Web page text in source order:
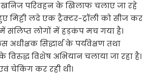
परिवहन के खिलाफ चलाए जा रहे
मिट्टी लदे एक ट्रैक्टर-ट्रॉली को सीज कर
संलिप्त लोगों में हड़कंप मच गया है।
सिद्धार्थ के पर्यवेक्षण तथा
विशेष अभियान चलाया जा रहा है।
चेकिंग कर रही थी।